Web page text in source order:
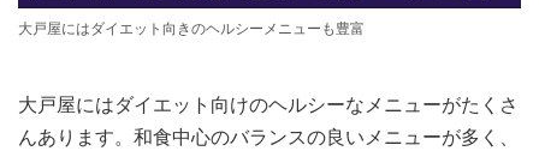
大戸屋にはダイエット向きのヘルシーメニューも豊富
大戸屋にはダイエット向けのヘルシーなメニューがたくさ
んあります。和食中心のバランスの良いメニューが多く、